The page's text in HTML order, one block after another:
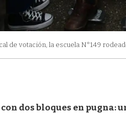
de votación, la escuela N°149
dos bloques en pugna: